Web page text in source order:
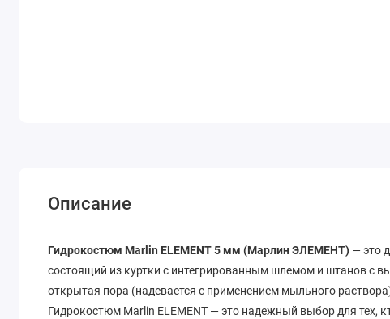
Описание
Гидрокостюм Marlin ELEMENT 5 мм (Марлин ЭЛЕМЕНТ) — это
состоящий из куртки с интегрированным шлемом и штанов с
открытая пора (надевается с применением мыльного
Гидрокостюм Marlin ELEMENT — это надежный выбор для тех,